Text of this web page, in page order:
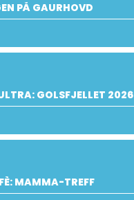
PÅ GAURHOVD
GOLSFJELLET 2026
MAMMA-TREFF